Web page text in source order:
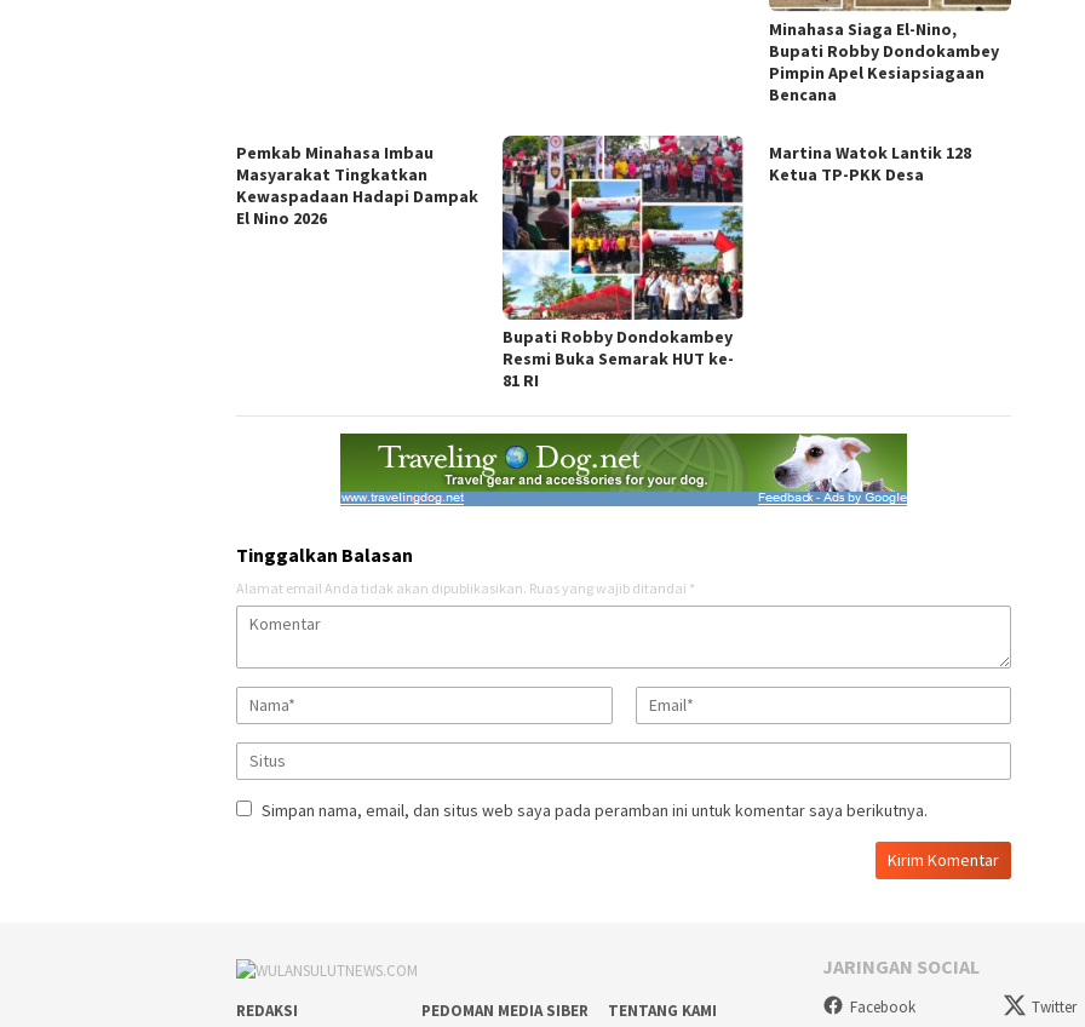
Minahasa Siaga El-Nino,
Bupati Robby Dondokambey
Pimpin Apel Kesiapsiagaan
Bencana
Pemkab Minahasa Imbau
Masyarakat Tingkatkan
Kewaspadaan Hadapi Dampak
El Nino 2026
Bupati Robby Dondokambey
Resmi Buka Semarak HUT ke-
81 RI
Martina Watok Lantik 128
Ketua TP-PKK Desa
Tinggalkan Balasan
Alamat email Anda tidak akan dipublikasikan. Ruas yang wajib ditandai *
Simpan nama, email, dan situs web saya pada peramban ini untuk komentar saya berikutnya.
REDAKSI PEDOMAN MEDIA SIBER TENTANG KAMI
JARINGAN SOCIAL
Facebook Twitter